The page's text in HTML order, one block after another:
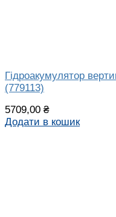
Гідроакумулятор
(779113)
5709,00 ₴
Додати в кошик